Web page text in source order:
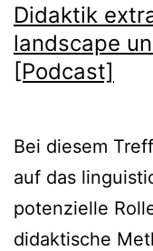
Didaktik
landscape
[Podcast]
Bei diesem
auf das
potenzielle
didaktische